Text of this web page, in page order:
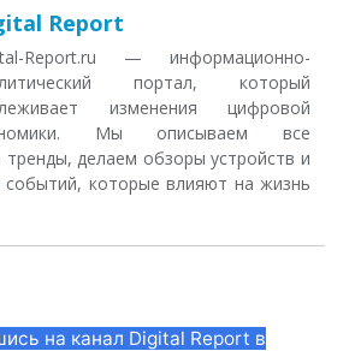
Report
Report.ru — информационно-
портал, который
изменения цифровой
Мы описываем все
тренды, делаем обзоры устройств и
событий, которые влияют на жизнь
на канал Digital Report в